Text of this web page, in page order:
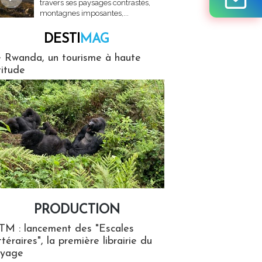
travers ses paysages contrastés,
montagnes imposantes,...
DESTIMAG
Rwanda, un tourisme à haute
PRODUCTION
: lancement des "Escales
la première librairie du